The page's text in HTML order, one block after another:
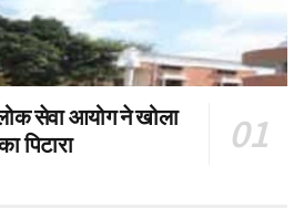
सेवा आयोग ने खोला
पिटारा